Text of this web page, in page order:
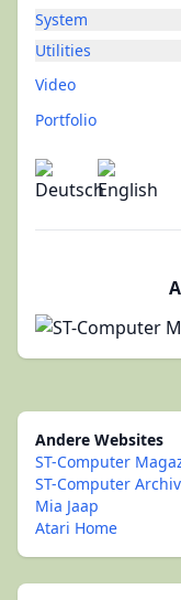
System
Utilities
Video
Portfolio
Andere Websites
ST-Computer
ST-Computer
Mia Jaap
Atari Home